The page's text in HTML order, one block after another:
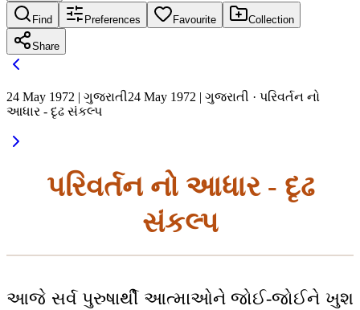
Find Preferences Favourite Collection
Share
24 May 1972 | ગુજરાતી24 May 1972 | ગુજરાતી · પરિવર્તન નો
આધાર - દૃઢ સંકલ્પ
પરિવર્તન નો આધાર - દૃઢ
સંકલ્પ
આજે સર્વ પુરુષાર્થી આત્માઓને જોઈ-જોઈને ખુશ